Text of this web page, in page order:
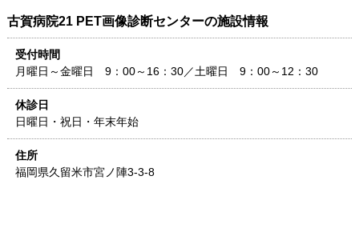
古賀病院21 PET画像診断センターの施設情報
受付時間
月曜日～金曜日 9：00～16：30／土曜日 9：00～12：30
休診日
日曜日・祝日・年末年始
住所
福岡県久留米市宮ノ陣3-3-8